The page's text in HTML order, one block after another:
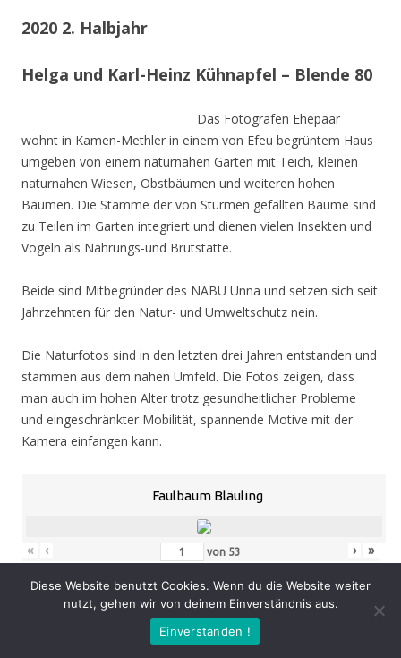
2020 2. Halbjahr
Helga und Karl-Heinz Kühnapfel – Blende 80
Das Fotografen Ehepaar
wohnt in Kamen-Methler in einem von Efeu begrüntem Haus
umgeben von einem naturnahen Garten mit Teich, kleinen
naturnahen Wiesen, Obstbäumen und weiteren hohen
Bäumen. Die Stämme der von Stürmen gefällten Bäume sind
zu Teilen im Garten integriert und dienen vielen Insekten und
Vögeln als Nahrungs-und Brutstätte.
Beide sind Mitbegründer des NABU Unna und setzen sich seit
Jahrzehnten für den Natur- und Umweltschutz nein.
Die Naturfotos sind in den letzten drei Jahren entstanden und
stammen aus dem nahen Umfeld. Die Fotos zeigen, dass
man auch im hohen Alter trotz gesundheitlicher Probleme
und eingeschränkter Mobilität, spannende Motive mit der
Kamera einfangen kann.
Faulbaum Bläuling
« ‹ von 53 › »
: Donnerstag 05.11.20, 19.00 Uhr
: 05.11. – 07.02.21, geöffnet Mo. – Do. 8.30 – 16.00 Uhr,
Diese Website benutzt Cookies. Wenn du die Website weiter
nutzt, gehen wir von deinem Einverständnis aus.
Einverstanden !